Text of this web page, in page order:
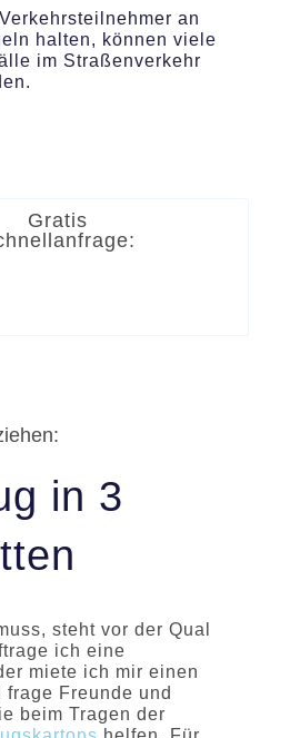
an
halten, können viele
im Straßenverkehr
Gratis
in 3
steht vor der Qual
ich eine
miete ich mir einen
frage Freunde und
beim Tragen der